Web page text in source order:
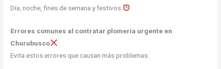
Día, noche, fines de semana y festivos
Errores comunes al contratar plomería urgente en
Churubusco
Evita estos errores que causan más problemas: